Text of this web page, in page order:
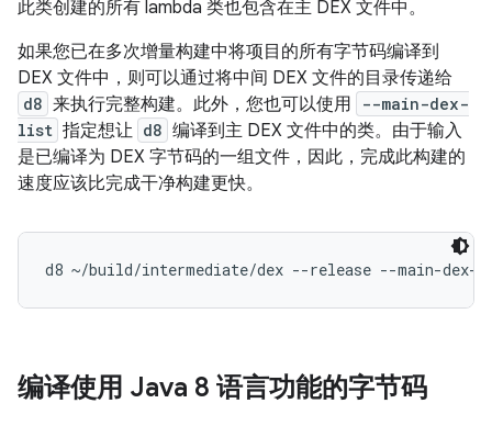
此类创建的所有 lambda 类也包含在主 DEX 文件中。
如果您已在多次增量构建中将项目的所有字节码编译到
DEX 文件中，则可以通过将中间 DEX 文件的目录传递给
d8 来执行完整构建。此外，您也可以使用
--main-dex-
list 指定想让 d8 编译到主 DEX 文件中的类。由于输入
是已编译为 DEX 字节码的一组文件，因此，完成此构建的
速度应该比完成干净构建更快。
编译使用 Java 8 语言功能的字节码